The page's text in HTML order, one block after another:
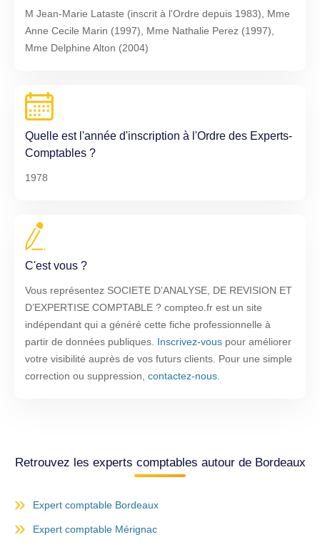
M Jean-Marie Lataste (inscrit à l'Ordre depuis 1983), Mme
Anne Cecile Marin (1997), Mme Nathalie Perez (1997),
Mme Delphine Alton (2004)
Quelle est l'année d'inscription à l'Ordre des Experts-
Comptables ?
1978
C'est vous ?
Vous représentez SOCIETE D’ANALYSE, DE REVISION ET
D’EXPERTISE COMPTABLE ? compteo.fr est un site
indépendant qui a généré cette fiche professionnelle à
partir de données publiques. Inscrivez-vous pour améliorer
votre visibilité auprès de vos futurs clients. Pour une simple
correction ou suppression, contactez-nous
Retrouvez les experts comptables autour de Bordeaux
Expert comptable Bordeaux
Expert comptable Mérignac